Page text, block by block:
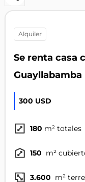
alquiler
Se renta casa
Guayllabamba
300 USD
180 m² totales
150 m²
3.600 m²